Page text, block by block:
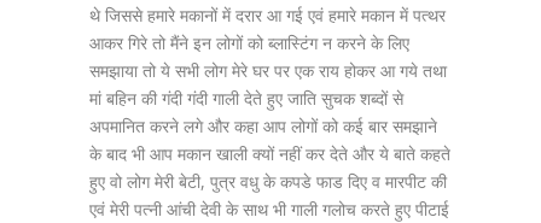
थे जिससे हमारे मकानों में दरार आ गई एवं हमारे मकान में पत्थर
आकर गिरे तो मैंने इन लोगों को ब्लास्टिंग न करने के लिए
समझाया तो ये सभी लोग मेरे घर पर एक राय होकर आ गये तथा
मां बहिन की गंदी गंदी गाली देते हुए जाति सुचक शब्दों से
अपमानित करने लगे और कहा आप लोगों को कई बार समझाने
के बाद भी आप मकान खाली क्यों नहीं कर देते और ये बाते कहते
हुए वो लोग मेरी बेटी, पुत्र वधु के कपडे फाड दिए व मारपीट की
एवं मेरी पत्नी आंची देवी के साथ भी गाली गलोच करते हुए पीटाई